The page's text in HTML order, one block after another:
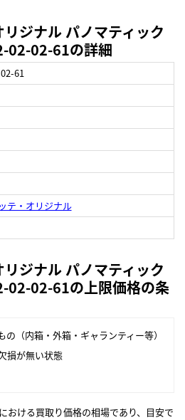
ジナル パノマティック
02-02-61の詳細
61
テ・オリジナル
ジナル パノマティック
02-02-61の上限価格の条
（内箱・外箱・ギャランティー等）
損が無い状態
おける買取り価格の相場であり、目安で